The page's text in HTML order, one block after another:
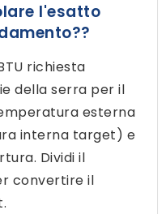
l'esatto
richiesta
della serra per il
esterna
interna target) e
Dividi il
convertire il